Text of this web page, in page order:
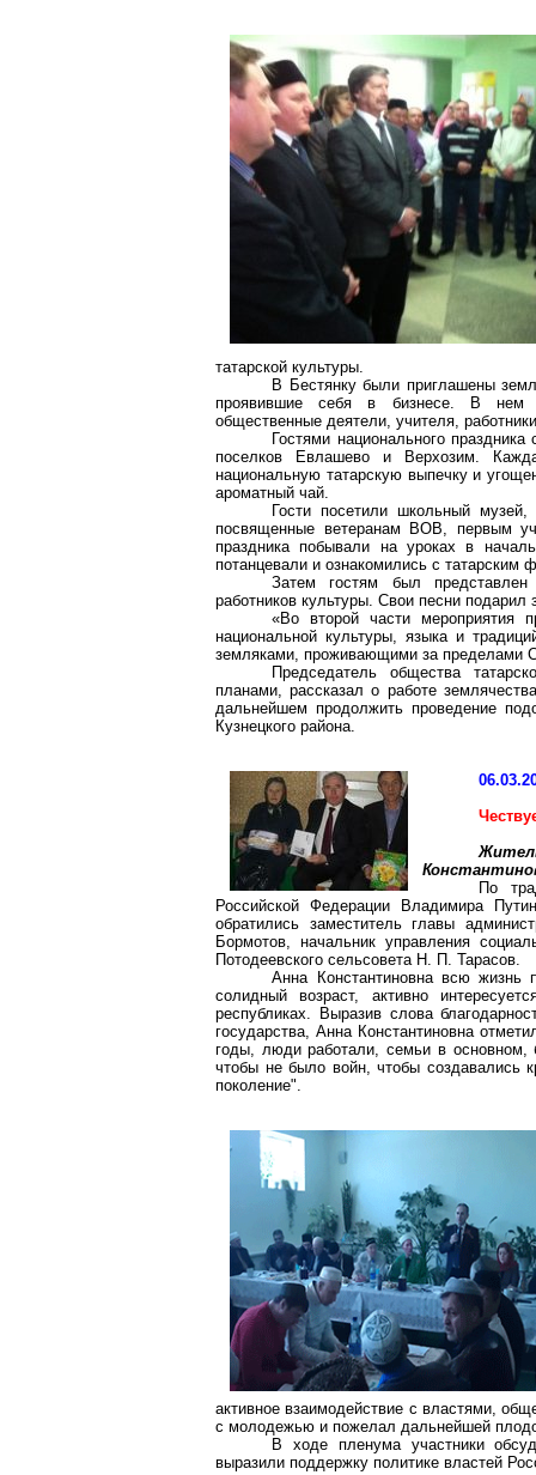
татарской культуры.
В Бестянкубыли приглашены
проявившие себя в бизнесе. В нем
общественные деятели, учителя,
Гостями национального
поселков Евлашево и Верхозим.
национальную татарскую выпечку и
ароматный чай.
Гости посетили школьный
посвященные ветеранам ВОВ, первым
праздника побывали на уроках в
потанцевали и ознакомились с татарским
Затем гостям был представлен
работников культуры. Свои песни
«Во второй части мероприятия
национальной культуры, языка и
земляками, проживающими за пределами
Председатель общества
планами, рассказал о работе
дальнейшем продолжить проведение
Кузнецкого района.
По
Российской Федерации Владимира
обратились заместитель главы
Бормотов, начальник управления
Потодеевского сельсовета Н. П. Тарасов.
Анна Константиновна всю жизнь
солидный возраст, активно
республиках. Выразив слова
государства, Анна Константиновна
годы, люди работали, семьи в
чтобы не было войн, чтобы создавались
поколение".
активное взаимодействие с властями,
с молодежью и пожелал дальнейшей
В ходе пленума участники
выразили поддержку политике властей